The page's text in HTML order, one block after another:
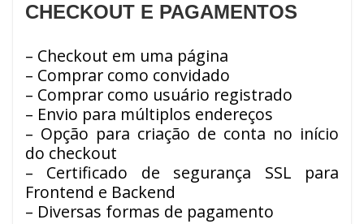
CHECKOUT E PAGAMENTOS
– Checkout em uma página
– Comprar como convidado
– Comprar como usuário registrado
– Envio para múltiplos endereços
– Opção para criação de conta no início
do checkout
– Certificado de segurança SSL para
Frontend e Backend
– Diversas formas de pagamento